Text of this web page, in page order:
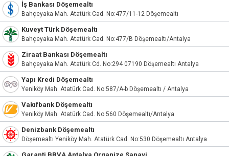
İş Bankası Döşemealtı
Bahçeyaka Mah. Atatürk Cad. No:477/11-12 Döşemealtı
Kuveyt Türk Döşemealtı
Bahçeyaka Mah. Atatürk Cad. No:477/B Döşemealtı/Antalya
Ziraat Bankası Döşemealtı
Bahçeyaka Mah. Atatürk Cd. No:294 07190 Döşemealtı Antalya
Yapı Kredi Döşemealtı
Yeniköy Mah. Atatürk Cad. No:587/A-b Döşemealtı / Antalya
Vakıfbank Döşemealtı
Yeniköy Mah. Atatürk Cad. No:560 Döşemealtı/Antalya
Denizbank Döşemealtı
Döşemealtı Yeniköy Mah. Atatürk Cad. No:530 Döşemealtı Antalya